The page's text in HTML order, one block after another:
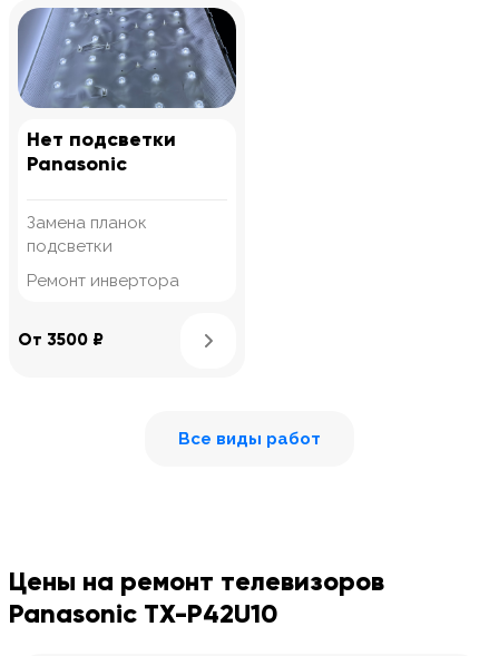
Нет подсветки
Panasonic
Замена планок
подсветки
Ремонт инвертора
От 3500 ₽
Все виды работ
Цены на ремонт телевизоров
Panasonic TX-P42U10